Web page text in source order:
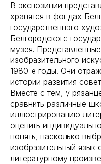
В экспозиции
хранятся в фондах
государственного
Белгородского
музея.
изобразительного
1980-е годы. Они
истории развития
Вместе с тем, у
сравнить различные
иллюстрированию
оценить
понять, насколько
изобразительный язык
литературному